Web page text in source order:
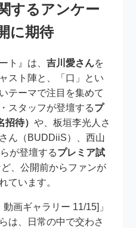
するアンケー
に期待
ト』は、吉川愛さんを
スト陣と、「口」とい
テーマで注目を集めて
スタッフが登壇するプ
招待）や、板垣李光人さ
ん（BUDDiiS）、西山
が登壇するプレミア試
ど、公開前からファンが
ています。
画ギャラリー 11/15]」
は、日常の中で交わさ